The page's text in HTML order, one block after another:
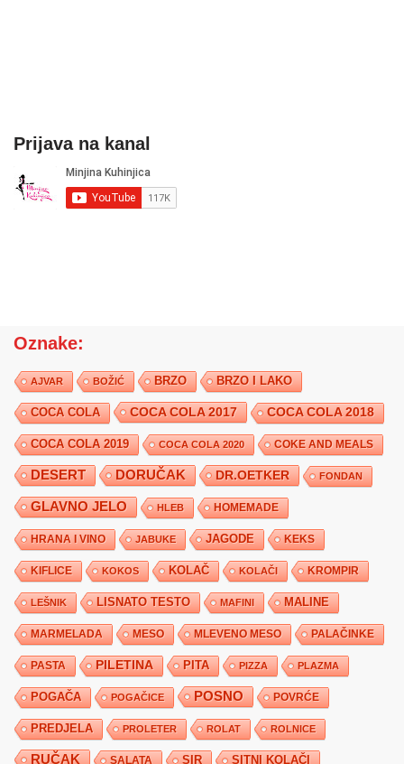
Prijava na kanal
Oznake:
AJVAR BOŽIĆ BRZO BRZO I LAKO
COCA COLA COCA COLA 2017 COCA COLA 2018
COCA COLA 2019 COCA COLA 2020 COKE AND MEALS
DESERT DORUČAK DR.OETKER FONDAN
GLAVNO JELO HLEB HOMEMADE
HRANA I VINO JABUKE JAGODE KEKS
KIFLICE KOKOS KOLAČ KOLAČI KROMPIR
LEŠNIK LISNATO TESTO MAFINI MALINE
MARMELADA MESO MLEVENO MESO PALAČINKE
PASTA PILETINA PITA PIZZA PLAZMA
POGAČA POGAČICE POSNO POVRĆE
PREDJELA PROLETER ROLAT ROLNICE
RUČAK SALATA SIR SITNI KOLAČI